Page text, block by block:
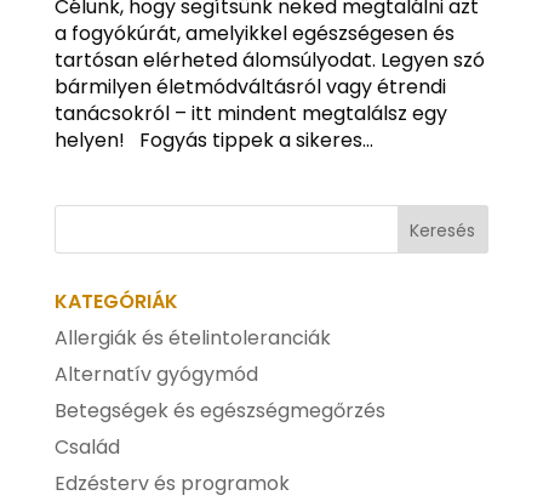
Célunk, hogy segítsünk neked megtalálni azt
a fogyókúrát, amelyikkel egészségesen és
tartósan elérheted álomsúlyodat. Legyen szó
bármilyen életmódváltásról vagy étrendi
tanácsokról – itt mindent megtalálsz egy
helyen! Fogyás tippek a sikeres...
KATEGÓRIÁK
Allergiák és ételintoleranciák
Alternatív gyógymód
Betegségek és egészségmegőrzés
Család
Edzésterv és programok